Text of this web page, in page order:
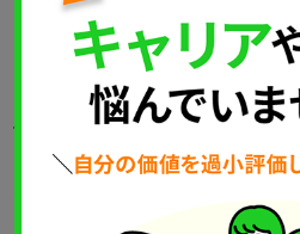
・ライフラインチャート
ライフラインチャートとは、自分
り返り、当時の気持ちを可視化す
体験や失敗経験を並べたうえ、そ
けてグラフ化します。自分は、何